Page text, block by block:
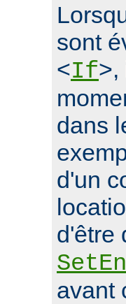
sont
<If>,
dans
d'un
d'être
avant